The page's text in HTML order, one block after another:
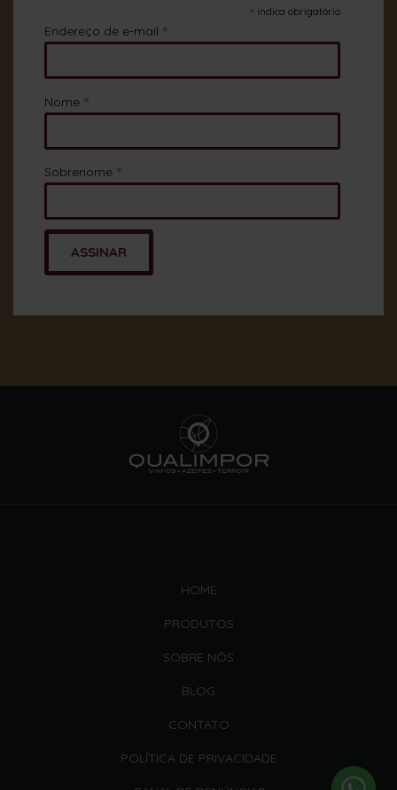
* indica obrigatório
Endereço de e-mail *
Nome *
Sobrenome *
HOME
PRODUTOS
SOBRE NÓS
BLOG
CONTATO
POLÍTICA DE PRIVACIDADE